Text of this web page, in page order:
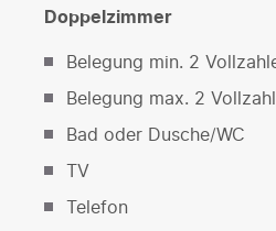
Doppelzimmer
Belegung min. 2
Belegung max. 2
Bad oder Dusche/WC
TV
Telefon